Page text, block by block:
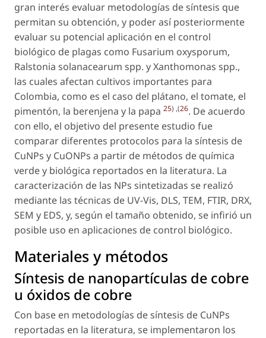
gran interés evaluar metodologías de síntesis que
permitan su obtención, y poder así posteriormente
evaluar su potencial aplicación en el control
biológico de plagas como Fusarium oxysporum,
Ralstonia solanacearum spp. y Xanthomonas spp.,
las cuales afectan cultivos importantes para
Colombia, como es el caso del plátano, el tomate, el
pimentón, la berenjena y la papa 25) ,(26. De acuerdo
con ello, el objetivo del presente estudio fue
comparar diferentes protocolos para la síntesis de
CuNPs y CuONPs a partir de métodos de química
verde y biológica reportados en la literatura. La
caracterización de las NPs sintetizadas se realizó
mediante las técnicas de UV-Vis, DLS, TEM, FTIR, DRX,
SEM y EDS, y, según el tamaño obtenido, se infirió un
posible uso en aplicaciones de control biológico.
Materiales y métodos
Síntesis de nanopartículas de cobre
u óxidos de cobre
Con base en metodologías de síntesis de CuNPs
reportadas en la literatura, se implementaron los